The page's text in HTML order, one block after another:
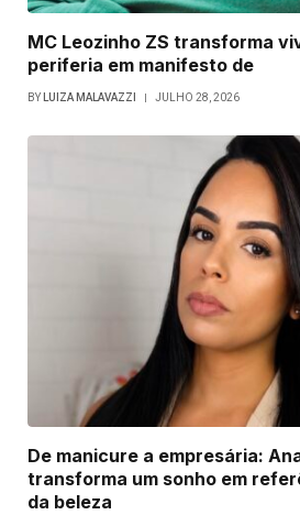
MC Leozinho ZS transforma
periferia em manifesto de
BY LUIZA MALAVAZZI JULHO 28, 2026
De manicure a empresária:
transforma um sonho em
da beleza